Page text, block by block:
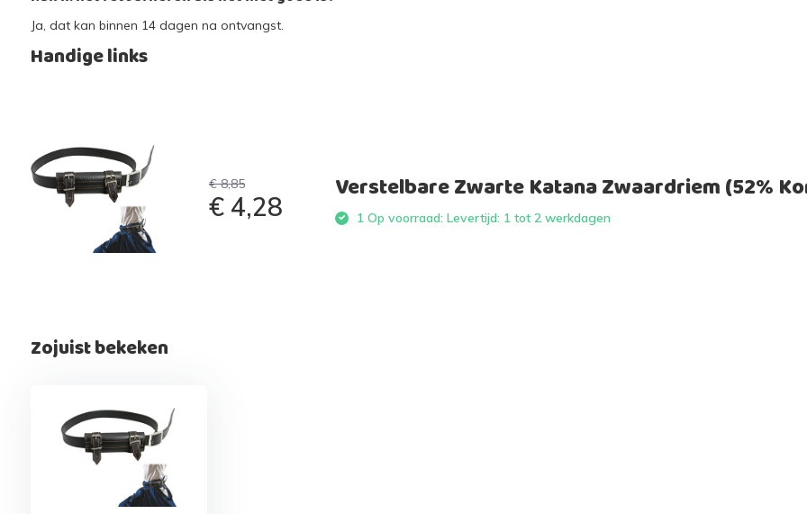
Ja, dat kan binnen 14 dagen na ontvangst.
Handige links
€ 8,85
€ 4,28
Verstelbare Zwarte Katana Zwaardriem (52%
1 Op voorraad: Levertijd: 1 tot 2 werkdagen
Zojuist bekeken